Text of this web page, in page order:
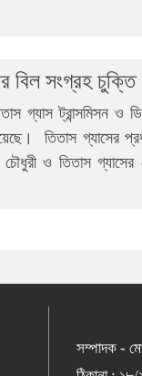
বিল সংগ্রহ চুক্তি
গ্যাস ট্রান্সমিসন ও
তিতাস গ্যাসের
ও তিতাস গ্যাসের
সম্পাদক -